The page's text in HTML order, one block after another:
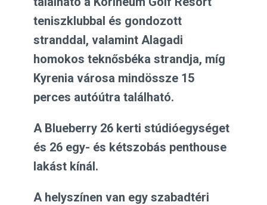
teniszklubbal és gondozott
stranddal, valamint Alagadi
homokos teknősbéka strandja, míg
Kyrenia városa mindössze 15
perces autóútra található.
A Blueberry 26 kerti stúdióegységet
és 26 egy- és kétszobás penthouse
lakást kínál.
A helyszínen van egy szabadtéri